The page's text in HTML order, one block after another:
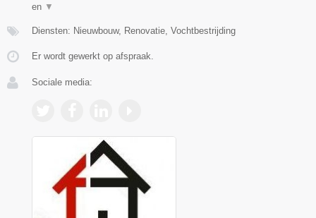
en ▼
Diensten: Nieuwbouw, Renovatie, Vochtbestrijding
Er wordt gewerkt op afspraak.
Sociale media: